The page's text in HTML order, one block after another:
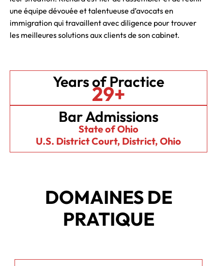
une équipe dévouée et talentueuse d’avocats en
immigration qui travaillent avec diligence pour trouver
les meilleures solutions aux clients de son cabinet.
Years of Practice
29+
Bar Admissions
State of Ohio
U.S. District Court, District, Ohio
DOMAINES DE
PRATIQUE